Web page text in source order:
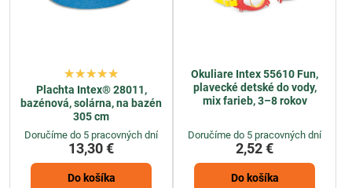
Plachta Intex® 28011,
bazénová, solárna, na bazén
305 cm
Doručíme do 5 pracovných dní
13,30 €
Do košíka
Okuliare Intex 55610 Fun,
plavecké detské do vody,
mix farieb, 3–8 rokov
Doručíme do 5 pracovných dní
2,52 €
Do košíka